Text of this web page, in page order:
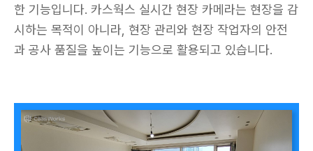
한 기능입니다. 카스웍스 실시간 현장 카메라는 현장을 감
시하는 목적이 아니라, 현장 관리와 현장 작업자의 안전
과 공사 품질을 높이는 기능으로 활용되고 있습니다.